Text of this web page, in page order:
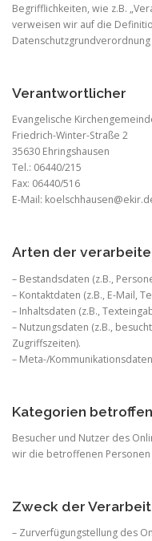
Begrifflichkeiten, wie z.B.
verweisen wir auf die
Datenschutzgrundverordnung
Verantwortlicher
Evangelische
Friedrich-Winter-Straße 2
35630 Ehringshausen
Tel.: 06440/215
Fax: 06440/516
E-Mail:
Arten der
– Bestandsdaten (z.B.,
– Kontaktdaten (z.B., E-Mail,
– Inhaltsdaten (z.B.,
– Nutzungsdaten (z.B.,
Zugriffszeiten).
– Meta-/
Kategorien
Besucher und Nutzer des
wir die betroffenen Personen
Zweck der
– Zurverfügungstellung des